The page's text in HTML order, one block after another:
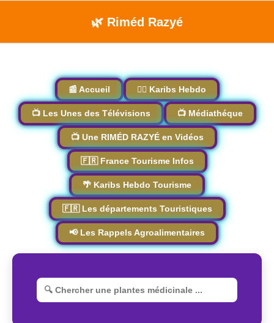
🌿 Riméd Razyé
📰 Accueil 🏴‍☠️ Karibs Hebdo
📺 Les Unes des Télévisions 📺 Médiathéque
📺 Une RIMÉD RAZYÉ en Vidéos
🇫🇷 France Tourisme Infos
🌴 Karibs Hebdo Tourisme
🇫🇷 Les départements Touristiques
📢 Les Rappels Agroalimentaires